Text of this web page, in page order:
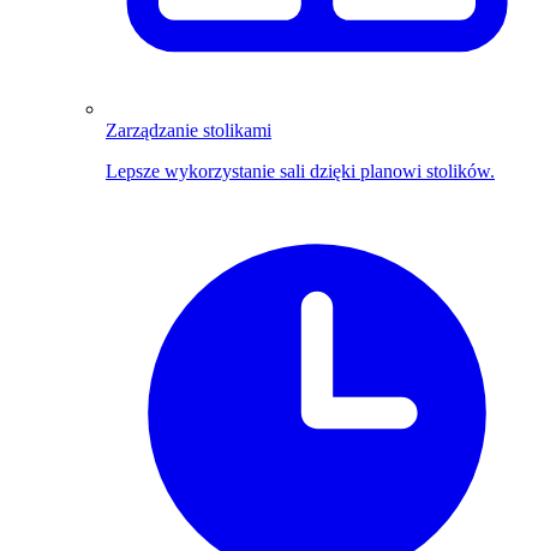
Zarządzanie stolikami
Lepsze wykorzystanie sali dzięki planowi stolików.